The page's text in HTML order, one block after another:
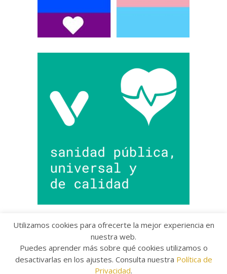
Copyright © 2022 Grupo Provincial Toma la Palabra
Aviso legal /Política de Privacidad/Política de
Cookies
Utilizamos cookies para ofrecerte la mejor experiencia en
nuestra web.
Puedes aprender más sobre qué cookies utilizamos o
desactivarlas en los ajustes. Consulta nuestra Política de
Privacidad.